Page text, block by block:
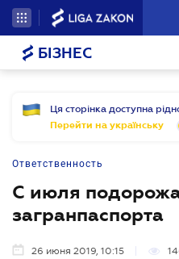
БІЗНЕС
Ця сторінка доступна
Перейти на українську
Ответственность
С июля
загранпаспорта
26 июня 2019, 10:15